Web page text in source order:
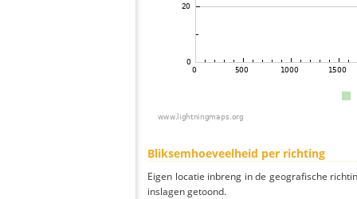
Bliksemhoeveelheid per richting
Eigen locatie inbreng in de geografische
inslagen getoond.